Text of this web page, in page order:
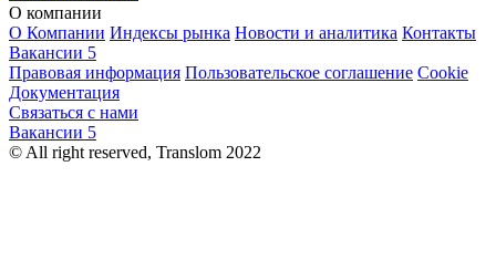
О компании
О Компании Индексы рынка Новости и аналитика Контакты
Вакансии 5
Правовая информация Пользовательское соглашение Cookie
Документация
Связаться с нами
Вакансии 5
© All right reserved, Translom 2022